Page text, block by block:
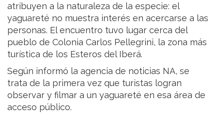
atribuyen a la naturaleza de la especie: el
yaguareté no muestra interés en acercarse a las
personas. El encuentro tuvo lugar cerca del
pueblo de Colonia Carlos Pellegrini, la zona más
turística de los Esteros del Iberá.
Según informó la agencia de noticias NA, se
trata de la primera vez que turistas logran
observar y filmar a un yaguareté en esa área de
acceso público.